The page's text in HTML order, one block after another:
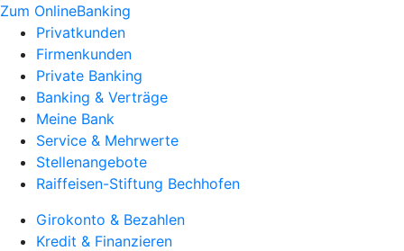
Zum OnlineBanking
Privatkunden
Firmenkunden
Private Banking
Banking & Verträge
Meine Bank
Service & Mehrwerte
Stellenangebote
Raiffeisen-Stiftung Bechhofen
Girokonto & Bezahlen
Kredit & Finanzieren